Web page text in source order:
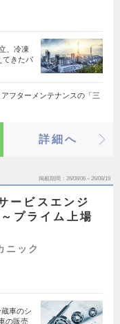
、冷凍
てきたパ
フターメンテナンスの「三
詳細へ
掲載期間 26/08/06～26/08/19
ービスエンジ
プライム上場
ニック
車のシ
の販売